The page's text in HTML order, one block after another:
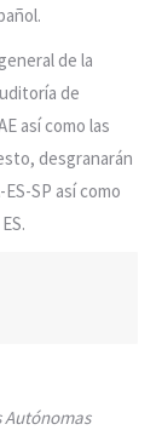
de la
de
así como las
desgranarán
SP así como
Autónomas